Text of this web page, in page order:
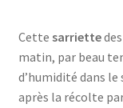
Cette sarriette
matin, par beau
d’humidité dans
après la récolte